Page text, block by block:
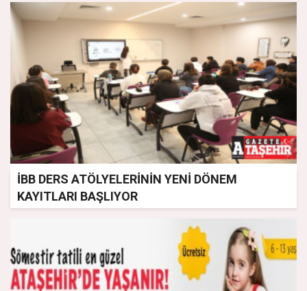
İBB DERS ATÖLYELERİNİN YENİ DÖNEM
KAYITLARI BAŞLIYOR